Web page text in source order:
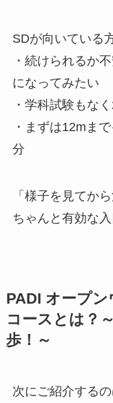
SDが向いている
・続けられるか
になってみたい
・学科試験もな
・まずは12mま
分
「様子を見てか
ちゃんと有効な入
PADI オープ
コースとは？
歩！～
次にご紹介する